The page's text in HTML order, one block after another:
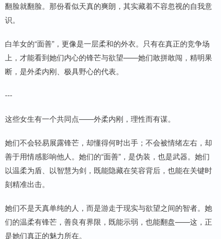
翻脸就翻脸。那份看似天真的爽朗，其实藏着不容忽视的自我意
识。
白羊女的“面善”，更像是一层柔和的外衣。只有在真正的竞争场
上，才能看到她们内心的锋芒与欲望——她们敢拼敢闯，精明果
断，是外柔内刚、极具野心的代表。
---
这些女生有一个共同点——外柔内刚，理性而有谋。
她们不会轻易展露锋芒，却懂得何时出手；不会被情绪左右，却
善于用情感影响他人。她们的“面善”，是伪装，也是武器。她们
以温柔为盾、以智慧为剑，既能隐藏在笑容背后，也能在关键时
刻精准出击。
她们不是天真单纯的人，而是游走于现实与欲望之间的智者。她
们的温柔有锋芒，善良有界限，既能示弱，也能翻盘——这，正
是她们真正的魅力所在。